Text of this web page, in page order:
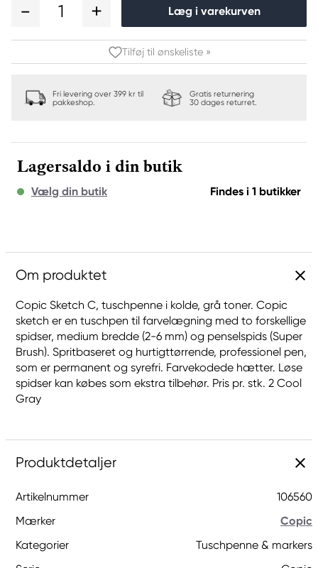
1 Læg i varekurven
Tilføj til ønskeliste »
Fri levering over 399 kr til
pakkeshop.
Gratis returnering
30 dages returret.
Lagersaldo i din butik
Vælg din butik Findes i 1 butikker
Om produktet
Copic Sketch C, tuschpenne i kolde, grå toner. Copic
sketch er en tuschpen til farvelægning med to forskellige
spidser, medium bredde (2-6 mm) og penselspids (Super
Brush). Spritbaseret og hurtigttørrende, professionel pen,
som er permanent og syrefri. Farvekodede hætter. Løse
spidser kan købes som ekstra tilbehør. Pris pr. stk. 2 Cool
Gray
Produktdetaljer
Artikelnummer
106560
Mærker
Copic
Kategorier
Tuschpenne & markers